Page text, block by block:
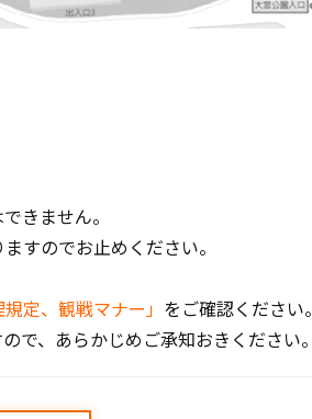
きません。
すのでお止めください。
定、観戦マナー」 をご確認ください。
で、あらかじめご承知おきください。